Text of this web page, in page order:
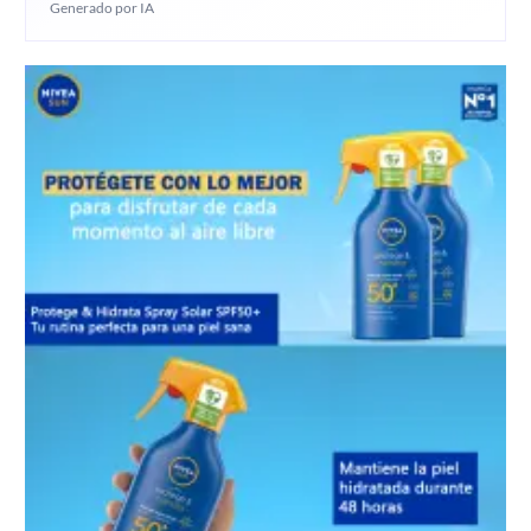
Generado por IA